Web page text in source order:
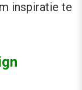
inspiratie te